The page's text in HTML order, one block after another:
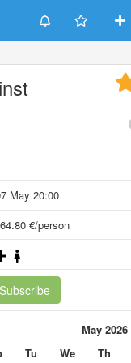
May 20:00
64.80 €/person
May 2026
Tu We Th